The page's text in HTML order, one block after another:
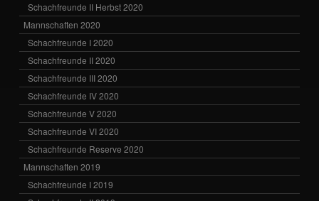
Schachfreunde II Herbst 2020
Mannschaften 2020
Schachfreunde I 2020
Schachfreunde II 2020
Schachfreunde III 2020
Schachfreunde IV 2020
Schachfreunde V 2020
Schachfreunde VI 2020
Schachfreunde Reserve 2020
Mannschaften 2019
Schachfreunde I 2019